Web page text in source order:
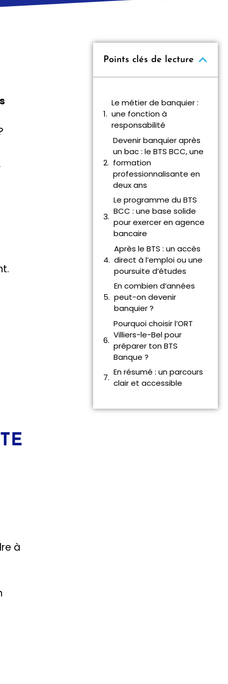
à
Points clés de lecture
Le métier de banquier :
une fonction à
responsabilité
Devenir banquier après
un bac : le BTS BCC, une
formation
professionnalisante en
deux ans
Le programme du BTS
BCC : une base solide
pour exercer en agence
bancaire
Après le BTS : un accès
direct à l’emploi ou une
poursuite d’études
En combien d’années
peut-on devenir
banquier ?
Pourquoi choisir l’ORT
Villiers-le-Bel pour
préparer ton BTS
Banque ?
En résumé : un parcours
clair et accessible